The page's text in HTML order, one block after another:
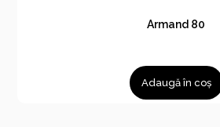
Armand 80
Adaugă în coș